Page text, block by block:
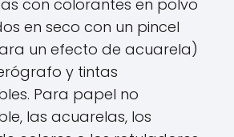
con colorantes en polvo
en seco con un pincel
un efecto de acuarela)
y tintas
Para papel no
las acuarelas, los